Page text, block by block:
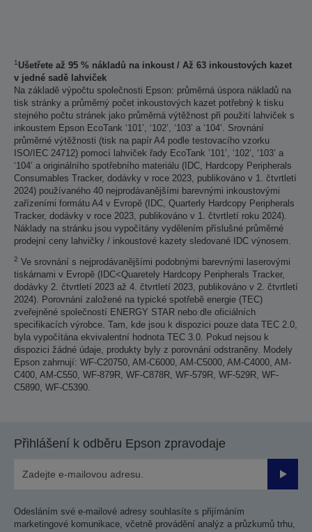
1 Ušetřete až 95 % nákladů na inkoust / Až 63 inkoustových kazet
v jedné sadě lahviček
Na základě výpočtu společnosti Epson: průměrná úspora nákladů na
tisk stránky a průměrný počet inkoustových kazet potřebný k tisku
stejného počtu stránek jako průměrná výtěžnost při použití lahviček s
inkoustem Epson EcoTank ‘101’, ‘102’, ‘103’ a ‘104’. Srovnání
průměrné výtěžnosti (tisk na papír A4 podle testovacího vzorku
ISO/IEC 24712) pomocí lahviček řady EcoTank ’101’, ‘102’, ‘103’ a
‘104’ a originálního spotřebního materiálu (IDC, Hardcopy Peripherals
Consumables Tracker, dodávky v roce 2023, publikováno v 1. čtvrtletí
2024) používaného 40 nejprodávanějšími barevnými inkoustovými
zařízeními formátu A4 v Evropě (IDC, Quarterly Hardcopy Peripherals
Tracker, dodávky v roce 2023, publikováno v 1. čtvrtletí roku 2024).
Náklady na stránku jsou vypočítány vydělením příslušné průměrné
prodejní ceny lahvičky / inkoustové kazety sledované IDC výnosem.
2 Ve srovnání s nejprodávanějšími podobnými barevnými laserovými
tiskárnami v Evropě (IDC<Quaretely Hardcopy Peripherals Tracker,
dodávky 2. čtvrtletí 2023 až 4. čtvrtletí 2023, publikováno v 2. čtvrtletí
2024). Porovnání založené na typické spotřebě energie (TEC)
zveřejněné společností ENERGY STAR nebo dle oficiálních
specifikacích výrobce. Tam, kde jsou k dispozici pouze data TEC 2.0,
byla vypočítána ekvivalentní hodnota TEC 3.0. Pokud nejsou k
dispozici žádné údaje, produkty byly z porovnání odstraněny. Modely
Epson zahrnují: WF-C20750, AM-C6000, AM-C5000, AM-C4000, AM-
C400, AM-C550, WF-879R, WF-C878R, WF-579R, WF-529R, WF-
C5890, WF-C5390.
Přihlášení k odběru Epson zpravodaje
Odesláním své e-mailové adresy souhlasíte s přijímáním
marketingové komunikace, včetně provádění analýz a průzkumů trhu,